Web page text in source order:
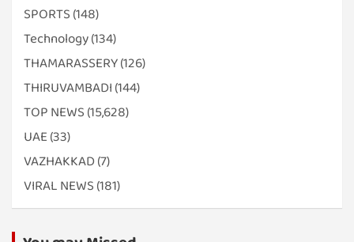
SPORTS (148)
Technology(134)
THAMARASSERY(126)
THIRUVAMBADI (144)
TOP NEWS (15,628)
UAE (33)
VAZHAKKAD(7)
VIRAL NEWS (181)